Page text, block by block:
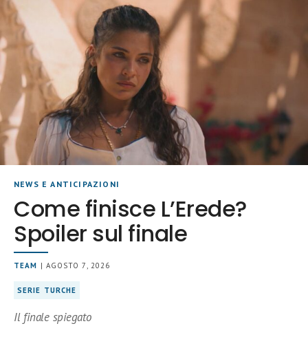
NEWS E ANTICIPAZIONI
Come finisce L’Erede?
Spoiler sul finale
TEAM | AGOSTO 7, 2026
SERIE TURCHE
Il finale spiegato